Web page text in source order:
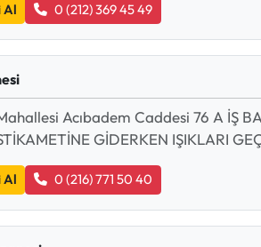
Al 0 (212) 369 45 49
Acıbadem Caddesi 76 A İŞ
GİDERKEN IŞIKLARI
Al 0 (216) 771 50 40